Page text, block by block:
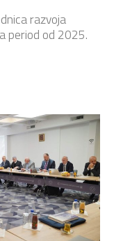
razvoja
period od 2025.